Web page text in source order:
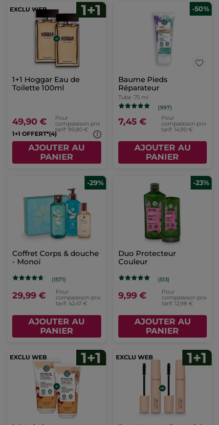
1+1 Hoggar Eau de
Toilette 100ml
49,90 €
Pour
comparaison prix
tarif: 99,80 €
1+1 OFFERT*(4)
AJOUTER AU
PANIER
-50%
Baume Pieds
Réparateur
Tube 75 ml
(997)
7,45 €
Pour
comparaison prix
tarif: 14,90 €
AJOUTER AU
PANIER
-29%
Coffret Corps & douche
- Monoï
(1571)
29,99 €
Pour
comparaison prix
tarif: 42,47 €
AJOUTER AU
PANIER
-23%
Duo Protecteur
Couleur
(513)
9,99 €
Pour
comparaison prix
tarif: 12,98 €
AJOUTER AU
PANIER